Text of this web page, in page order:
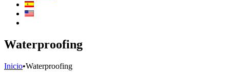
Waterproofing
Inicio•Waterproofing